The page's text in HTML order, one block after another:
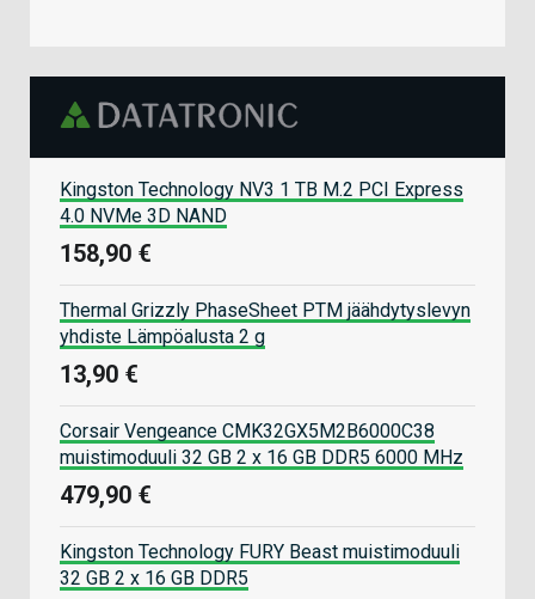
Kingston Technology NV3 1 TB M.2 PCI Express
4.0 NVMe 3D NAND
158,90 €
Thermal Grizzly PhaseSheet PTM jäähdytyslevyn
yhdiste Lämpöalusta 2 g
13,90 €
Corsair Vengeance CMK32GX5M2B6000C38
muistimoduuli 32 GB 2 x 16 GB DDR5 6000 MHz
479,90 €
Kingston Technology FURY Beast muistimoduuli
32 GB 2 x 16 GB DDR5